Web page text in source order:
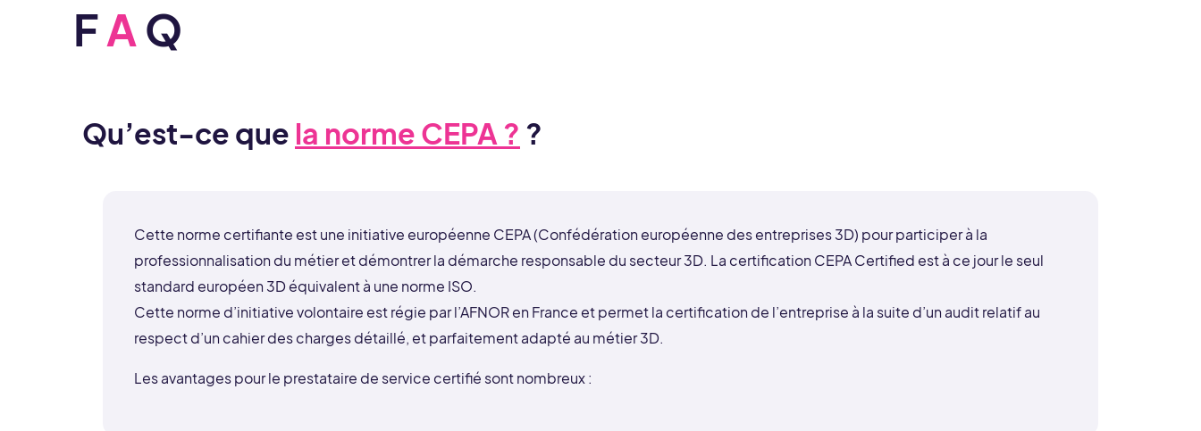
FAQ
Qu’est-ce que la norme CEPA ? ?
Cette norme certifiante est une initiative européenne CEPA (Confédération européenne des entreprises 3D) pour participer à la
professionnalisation du métier et démontrer la démarche responsable du secteur 3D. La certification CEPA Certified est à ce jour le seul
standard européen 3D équivalent à une norme ISO.
Cette norme d’initiative volontaire est régie par l’AFNOR en France et permet la certification de l’entreprise à la suite d’un audit relatif au
respect d’un cahier des charges détaillé, et parfaitement adapté au métier 3D.
Les avantages pour le prestataire de service certifié sont nombreux :